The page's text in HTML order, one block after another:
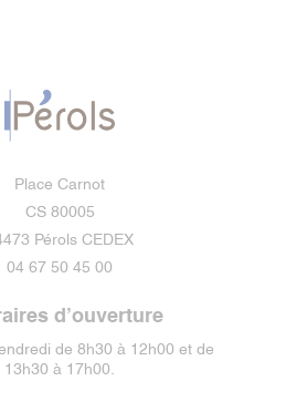
Place Carnot
CS 80005
Pérols CEDEX
04 67 50 45 00
d’ouverture
de 8h30 à 12h00 et de
13h30 à 17h00.